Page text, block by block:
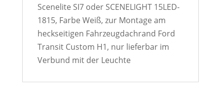
Scenelite SI7 oder SCENELIGHT 15LED-
1815, Farbe Weiß, zur Montage am
heckseitigen Fahrzeugdachrand Ford
Transit Custom H1, nur lieferbar im
Verbund mit der Leuchte